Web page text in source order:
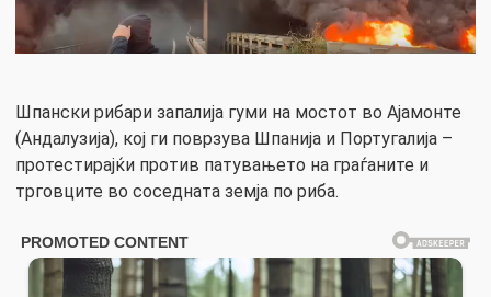
Шпански рибари запалија гуми на мостот во Ајамонте
(Андалузија), кој ги поврзува Шпанија и Португалија –
протестирајќи против патувањето на граѓаните и
трговците во соседната земја по риба.